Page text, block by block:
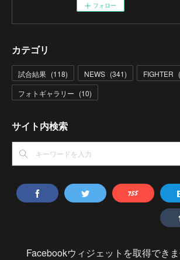
フォロー
カテゴリ
試合結果 (118) NEWS (341) FIGHTER (
フォトギャラリー (10)
サイト内検索
Facebookウィジェットを取得できま